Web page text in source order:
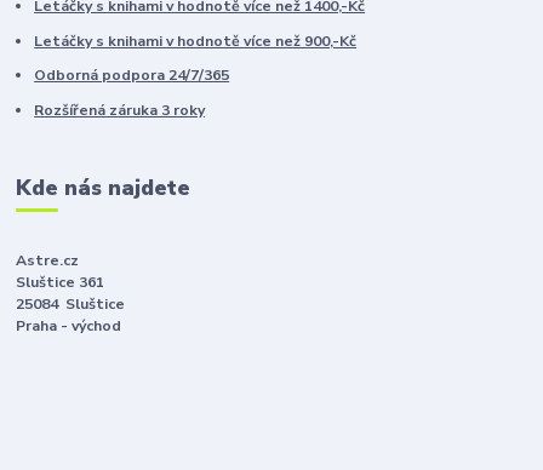
Letáčky s knihami v hodnotě více než 1400,-Kč
Letáčky s knihami v hodnotě více než 900,-Kč
Odborná podpora 24/7/365
Rozšířená záruka 3 roky
Kde nás najdete
Astre.cz
Sluštice 361
25084 Sluštice
Praha - východ